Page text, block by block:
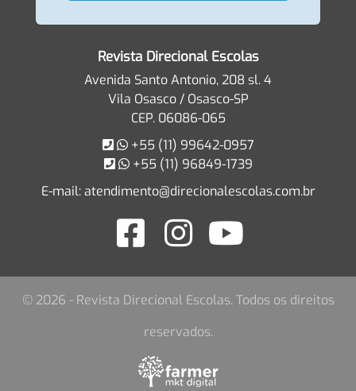
Revista Direcional Escolas
Avenida Santo Antonio, 208 sl. 4
Vila Osasco / Osasco-SP
CEP. 06086-065
+55 (11) 99642-0957
+55 (11) 96849-1739
E-mail:atendimento@direcionalescolas.com.br
© 2026 - Revista Direcional Escolas. Todos os direitos
reservados.